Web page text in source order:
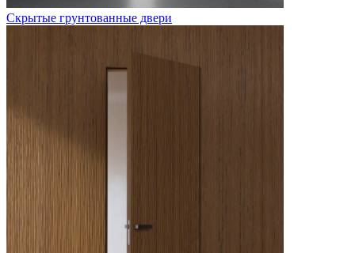
Скрытые грунтованные двери